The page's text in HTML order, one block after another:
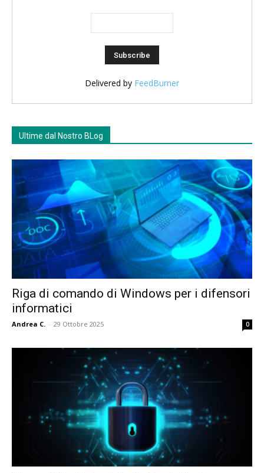
Delivered by FeedBurner
Ultime dal Nostro BLog
Riga di comando di Windows per i difensori
informatici
Andrea C. - 29 Ottobre 2025 0